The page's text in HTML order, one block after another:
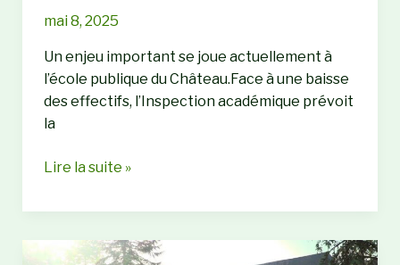
mai 8, 2025
Un enjeu important se joue actuellement à
l’école publique du Château.Face à une baisse
des effectifs, l’Inspection académique prévoit
la
Risque
fermeture
classe
Lire la suite »